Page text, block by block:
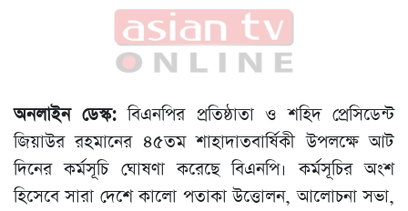
অনলাইন ডেস্ক:বিএনপির প্রতিষ্ঠাতা ও শহিদ প্রেসিডেন্ট
জিয়াউর রহমানের ৪৫তম শাহাদাতবার্ষিকী উপলক্ষে আট
দিনের কর্মসূচি ঘোষণা করেছে বিএনপি। কর্মসূচির অংশ
হিসেবে সারা দেশে কালো পতাকা উত্তোলন, আলোচনা সভা,